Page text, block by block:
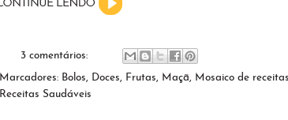
3 comentários:
Marcadores: Bolos, Doces, Frutas, Maçã, Mosaico de receitas
Receitas Saudáveis